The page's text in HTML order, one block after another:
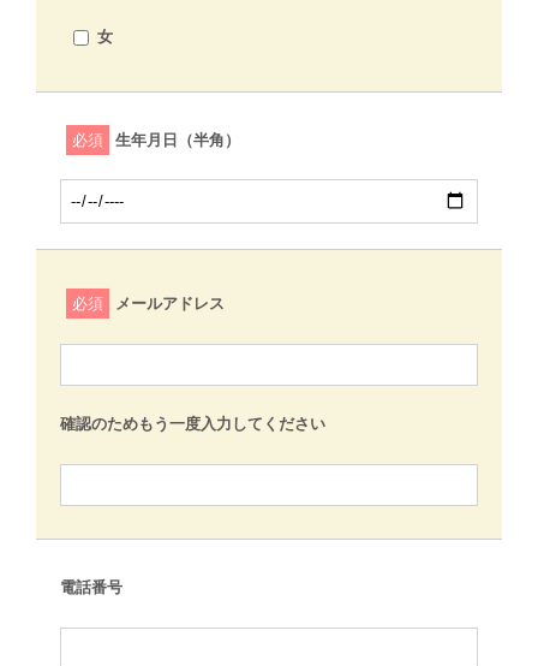
女
必須 生年月日（半角）
必須 メールアドレス
確認のためもう一度入力してください
電話番号